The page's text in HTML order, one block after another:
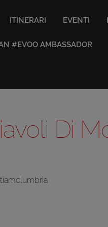
ITINERARI EVENTI
#EVOO AMBASSADOR
Di